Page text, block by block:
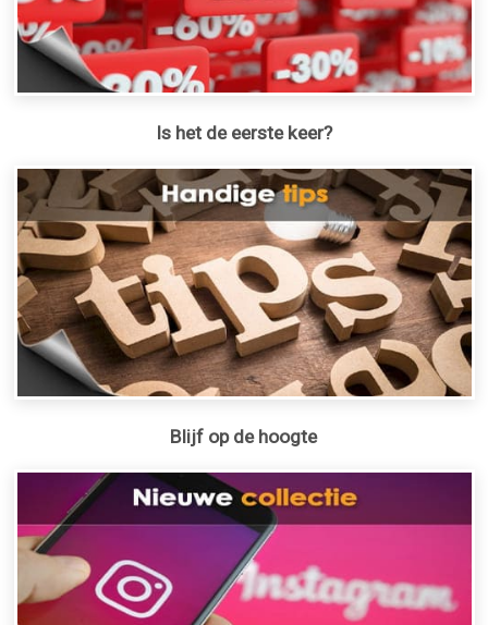
Is het de eerste keer?
Blijf op de hoogte